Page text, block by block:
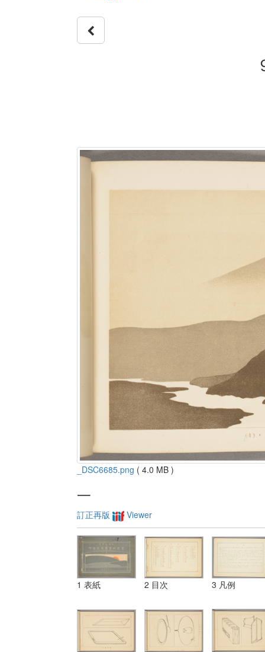
_DSC6685.png ( 4.0 MB )
一
訂正再版 Viewer
1 表紙 2 目次 3 凡例